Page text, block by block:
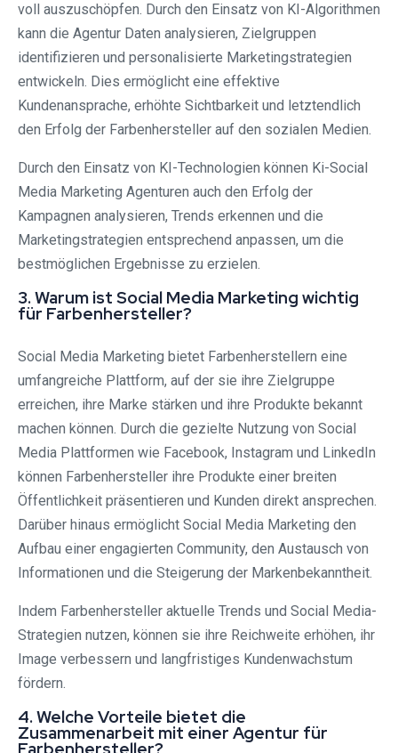
voll auszuschöpfen. Durch den Einsatz von KI-Algorithmen
kann die Agentur Daten analysieren, Zielgruppen
identifizieren und personalisierte Marketingstrategien
entwickeln. Dies ermöglicht eine effektive
Kundenansprache, erhöhte Sichtbarkeit und letztendlich
den Erfolg der Farbenhersteller auf den sozialen Medien.
Durch den Einsatz von KI-Technologien können Ki-Social
Media Marketing Agenturen auch den Erfolg der
Kampagnen analysieren, Trends erkennen und die
Marketingstrategien entsprechend anpassen, um die
bestmöglichen Ergebnisse zu erzielen.
3. Warum ist Social Media Marketing wichtig
für Farbenhersteller?
Social Media Marketing bietet Farbenherstellern eine
umfangreiche Plattform, auf der sie ihre Zielgruppe
erreichen, ihre Marke stärken und ihre Produkte bekannt
machen können. Durch die gezielte Nutzung von Social
Media Plattformen wie Facebook, Instagram und LinkedIn
können Farbenhersteller ihre Produkte einer breiten
Öffentlichkeit präsentieren und Kunden direkt ansprechen.
Darüber hinaus ermöglicht Social Media Marketing den
Aufbau einer engagierten Community, den Austausch von
Informationen und die Steigerung der Markenbekanntheit.
Indem Farbenhersteller aktuelle Trends und Social Media-
Strategien nutzen, können sie ihre Reichweite erhöhen, ihr
Image verbessern und langfristiges Kundenwachstum
fördern.
4. Welche Vorteile bietet die
Zusammenarbeit mit einer Agentur für